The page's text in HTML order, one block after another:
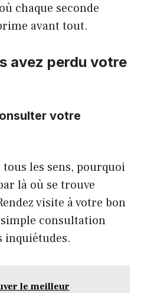
chaque seconde
avant tout.
avez perdu votre
votre
les sens, pourquoi
là où se trouve
visite à votre bon
consultation
inquiétudes.
le meilleur